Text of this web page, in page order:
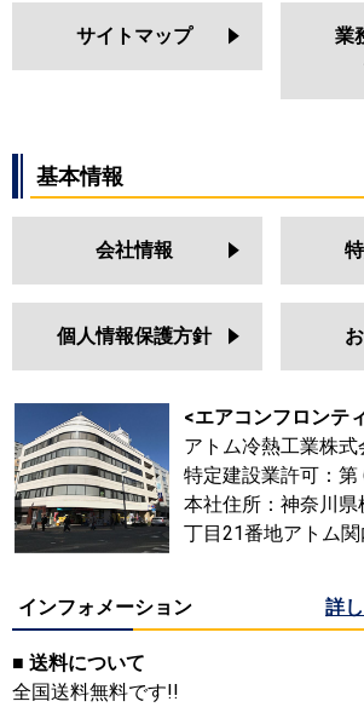
サイトマップ
業
基本情報
会社情報
個人情報保護方針
<エアコンフロンテ
アトム冷熱工業株式
特定建設業許可：第
本社住所：神奈川
丁目21番地アトム関
インフォメーション 詳
■ 送料について
全国送料無料です!!